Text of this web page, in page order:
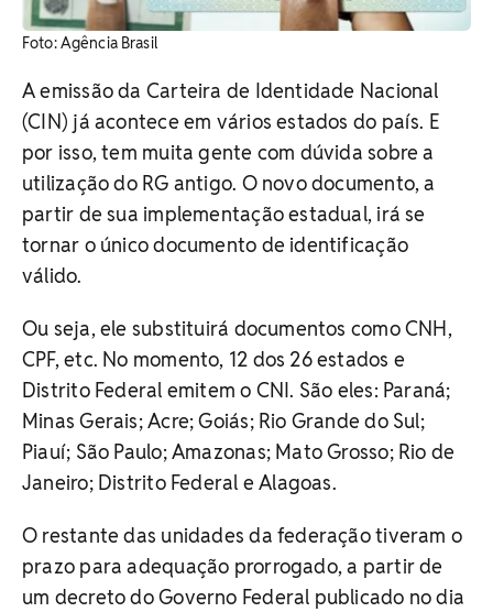
Foto: Agência Brasil
A emissão da Carteira de Identidade Nacional
(CIN) já acontece em vários estados do país. E
por isso, tem muita gente com dúvida sobre a
utilização do RG antigo. O novo documento, a
partir de sua implementação estadual, irá se
tornar o único documento de identificação
válido.
Ou seja, ele substituirá documentos como CNH,
CPF, etc. No momento, 12 dos 26 estados e
Distrito Federal emitem o CNI. São eles: Paraná;
Minas Gerais; Acre; Goiás; Rio Grande do Sul;
Piauí; São Paulo; Amazonas; Mato Grosso; Rio de
Janeiro; Distrito Federal e Alagoas.
O restante das unidades da federação tiveram o
prazo para adequação prorrogado, a partir de
um decreto do Governo Federal publicado no dia